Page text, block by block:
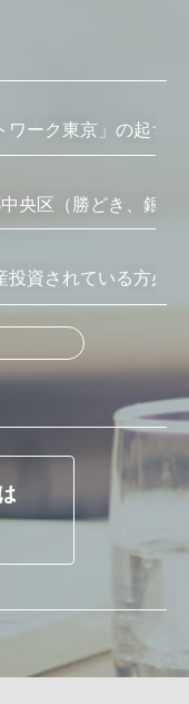
ワーク東京」の起ち
央区（勝どき、銀座
資されている方必見